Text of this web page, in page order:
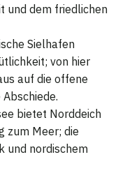
und dem friedlichen
Sielhafen
von hier
auf die offene
bietet Norddeich
zum Meer; die
und nordischem